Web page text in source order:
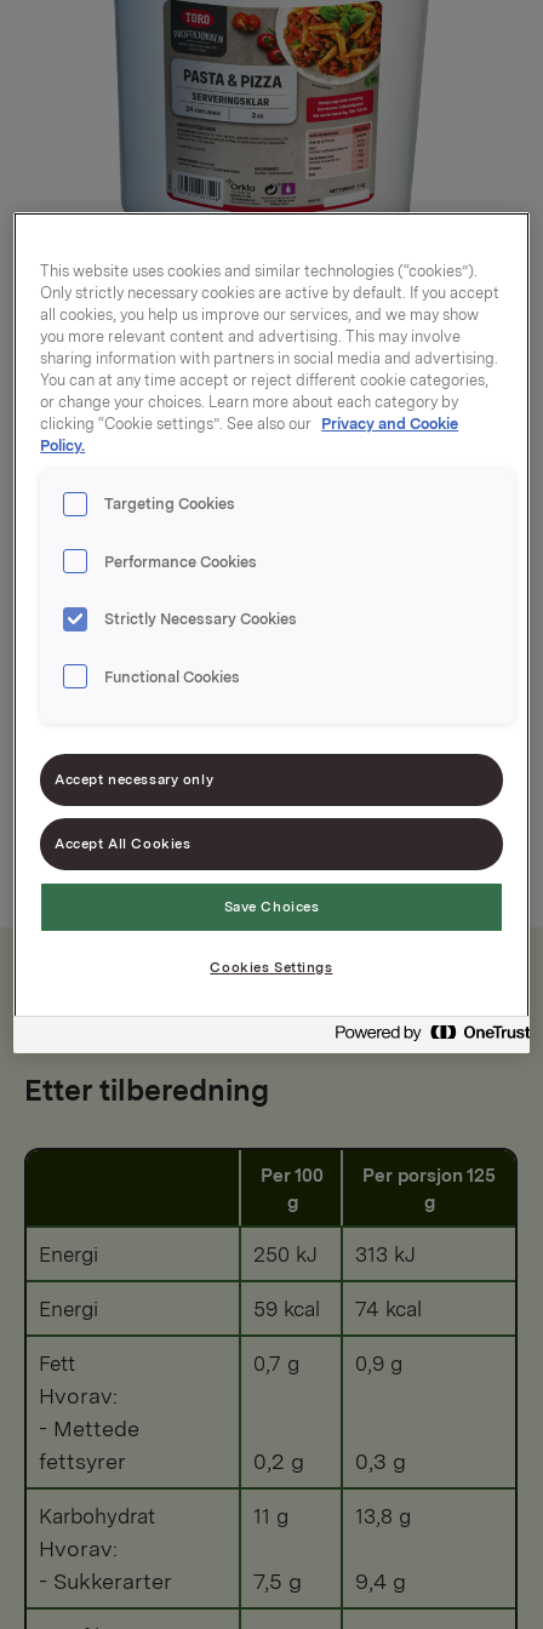
Pasta- & pizzasaus
ferdig 3l
Varenummer: 00000000000000
Ferdig tomatsaus til pasta & pizza
Utgangspunktet for god italiensk mat
Næringsinnhold
Etter tilberedning
Per 100
g
Per porsjon 125
g
Energi 250 kJ 313 kJ
Energi 59 kcal 74 kcal
Fett
Hvorav:
- Mettede
fettsyrer
0,7 g
0,2 g
0,9 g
0,3 g
Karbohydrat
Hvorav:
- Sukkerarter
11 g
7,5 g
13,8 g
9,4 g
This website uses cookies and similar technologies (“cookies”).
Only strictly necessary cookies are active by default. If you accept
all cookies, you help us improve our services, and we may show
you more relevant content and advertising. This may involve
sharing information with partners in social media and advertising.
You can at any time accept or reject different cookie categories,
or change your choices. Learn more about each category by
clicking “Cookie settings”. See also our Privacy and Cookie
Policy.
Targeting Cookies
Performance Cookies
Strictly Necessary Cookies
Functional Cookies
Accept necessary only
Accept All Cookies
Save Choices
Cookies Settings